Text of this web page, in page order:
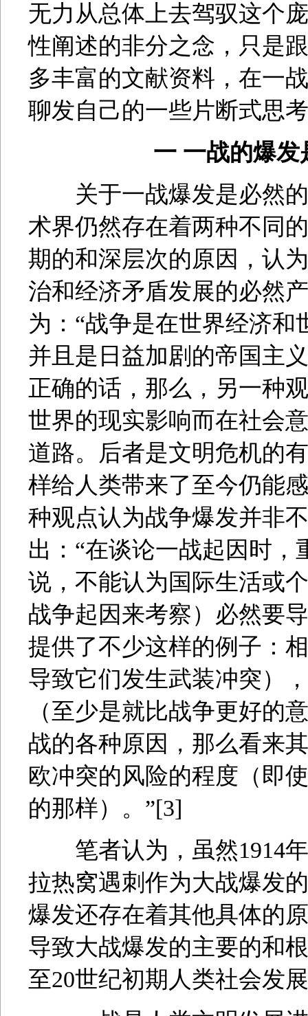
无力从总体上去驾驭这个
性阐述的非分之念，只是
多丰富的文献资料，在一
聊发自己的一些片断式思
一 一战的爆
关于一战爆发是必然的
术界仍然存在着两种不同
期的和深层次的原因，认
治和经济矛盾发展的必然
为：“战争是在世界经济
并且是日益加剧的帝国主
正确的话，那么，另一种
世界的现实影响而在社会
道路。后者是文明危机的
样给人类带来了至今仍能
种观点认为战争爆发并非
出：“在谈论一战起因时
说，不能认为国际生活或
战争起因来考察）必然要
提供了不少这样的例子：
导致它们发生武装冲突）
（至少是就比战争更好的
战的各种原因，那么看来
欧冲突的风险的程度（即
的那样）。”[3]
笔者认为，虽然1914年
拉热窝遇刺作为大战爆发
爆发还存在着其他具体的
导致大战爆发的主要的和
至20世纪初期人类社会发